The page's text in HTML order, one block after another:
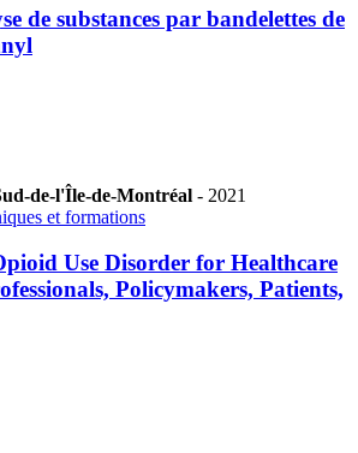
de substances par bandelettes de
de-l'Île-de-Montréal - 2021
et formations
Use Disorder for Healthcare
Policymakers, Patients,